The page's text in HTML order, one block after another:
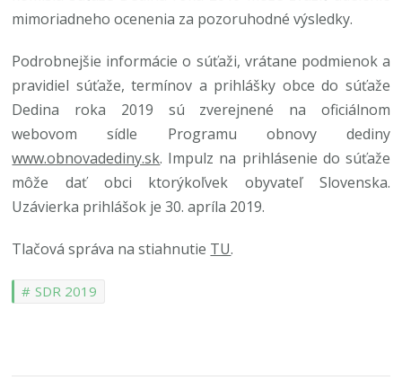
mimoriadneho ocenenia za pozoruhodné výsledky.
Podrobnejšie informácie o súťaži, vrátane podmienok a
pravidiel súťaže, termínov a prihlášky obce do súťaže
Dedina roka 2019 sú zverejnené na oficiálnom
webovom sídle Programu obnovy dediny
www.obnovadediny.sk. Impulz na prihlásenie do súťaže
môže dať obci ktorýkoľvek obyvateľ Slovenska.
Uzávierka prihlášok je 30. apríla 2019.
Tlačová správa na stiahnutie TU.
SDR 2019